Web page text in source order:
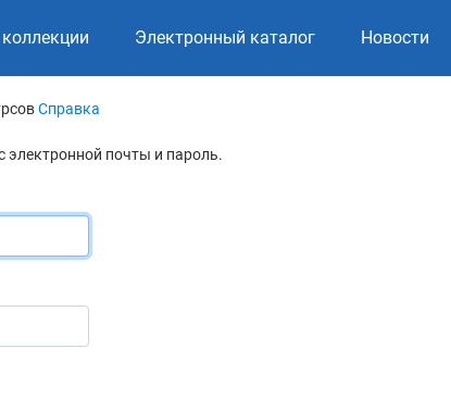
Электронный каталог Новости
Справка
электронной почты и пароль.